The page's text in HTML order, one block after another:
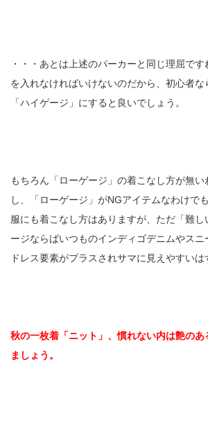
・・・あとは上述のパーカーと同じ理屈です
を入れなければいけないのだから、初心者
「ハイゲージ」にすると良いでしょう。
もちろん「ローゲージ」の着こなし方が無
し、「ローゲージ」がNGアイテムなわけで
服にも着こなし方はありますが、ただ「難
ージならばいつものインディゴデニムやスニ
ドレス要素がプラスされサマに見えやすいは
秋の一枚着「ニット」、慣れない内は艶の
ましょう。